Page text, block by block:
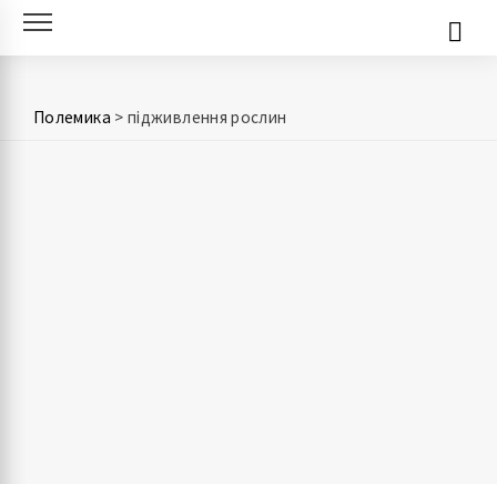
Skip
Полемика > підживлення рослин